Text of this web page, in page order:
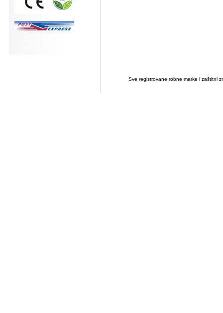
Sve registrovane robne marke i zaštitni